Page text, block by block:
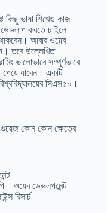
কিছু ভাষা শিখেও কাজ
করতে চাইলে
আবার ওয়েব
তবে উল্লেখিত
ভালোভাবে সম্পূর্ণভাবে
পেয়ে যাবেন। একটি
সিএস৫০।
কোন কোন ক্ষেত্রে
– ওয়েব ডেভলপমেন্ট
রিসার্চ